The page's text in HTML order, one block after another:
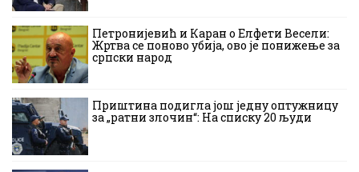
Петронијевић и Каран о Елфети Весели:
Жртва се поново убија, ово је понижење за
српски народ
Приштина подигла још једну оптужницу
за „ратни злочин“: На списку 20 људи